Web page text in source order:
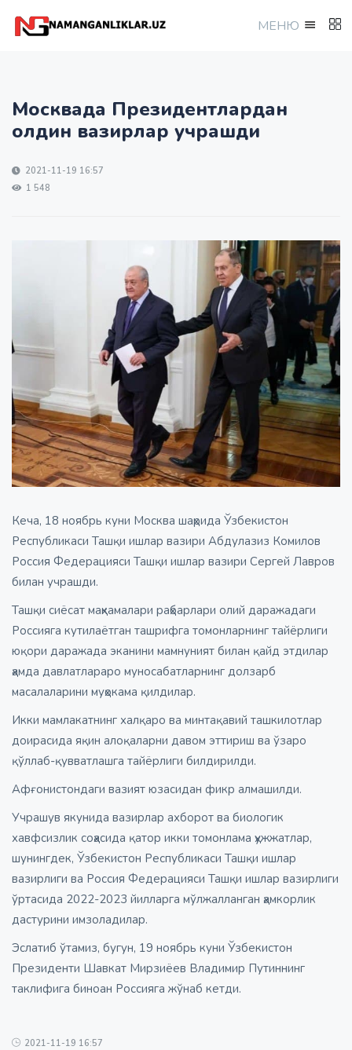
МEНЮ
Москвада Президентлардан
олдин вазирлар учрашди
2021-11-19 16:57
1 548
Кеча, 18 ноябрь куни Москва шаҳрида Ўзбекистон
Республикаси Ташқи ишлар вазири Абдулазиз Комилов
Россия Федерацияси Ташқи ишлар вазири Сергей Лавров
билан учрашди.
Ташқи сиёсат маҳкамалари раҳбарлари олий даражадаги
Россияга кутилаётган ташрифга томонларнинг тайёрлиги
юқори даражада эканини мамнуният билан қайд этдилар
ҳамда давлатлараро муносабатларнинг долзарб
масалаларини муҳокама қилдилар.
Икки мамлакатнинг халқаро ва минтақавий ташкилотлар
доирасида яқин алоқаларни давом эттириш ва ўзаро
қўллаб-қувватлашга тайёрлиги билдирилди.
Афғонистондаги вазият юзасидан фикр алмашилди.
Учрашув якунида вазирлар ахборот ва биологик
хавфсизлик соҳасида қатор икки томонлама ҳужжатлар,
шунингдек, Ўзбекистон Республикаси Ташқи ишлар
вазирлиги ва Россия Федерацияси Ташқи ишлар вазирлиги
ўртасида 2022-2023 йилларга мўлжалланган ҳамкорлик
дастурини имзоладилар.
Эслатиб ўтамиз, бугун, 19 ноябрь куни Ўзбекистон
Президенти Шавкат Мирзиёев Владимир Путиннинг
таклифига биноан Россияга жўнаб кетди.
2021-11-19 16:57